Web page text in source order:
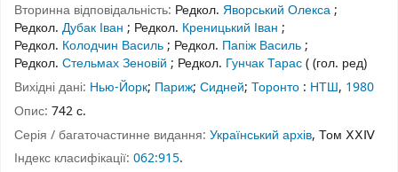
Вторинна відповідальність: Редкол. Яворський Олекса;
Редкол. Дубак Іван ; Редкол. Креницький Іван ;
Редкол. Колодчин Василь; Редкол. Папіж Василь;
Редкол. Стельмах Зеновій ; Редкол. Гунчак Тарас( (гол. ред)
Вихідні дані: Нью-Йорк; Париж; Сидней; Торонто : НТШ, 1980
Опис: 742 с.
Серія / багаточастинне видання: Український архів, Том ⅩⅩⅣ
Індекс класифікації: 062:915.